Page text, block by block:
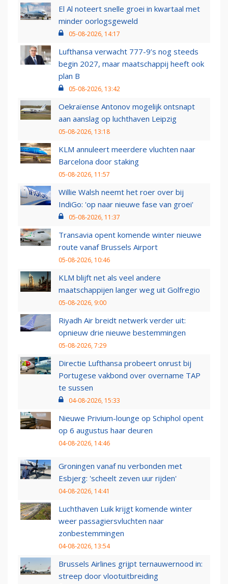
El Al noteert snelle groei in kwartaal met
minder oorlogsgeweld
05-08-2026, 14:17
Lufthansa verwacht 777-9’s nog steeds
begin 2027, maar maatschappij heeft ook
plan B
05-08-2026, 13:42
Oekraïense Antonov mogelijk ontsnapt
aan aanslag op luchthaven Leipzig
05-08-2026, 13:18
KLM annuleert meerdere vluchten naar
Barcelona door staking
05-08-2026, 11:57
Willie Walsh neemt het roer over bij
IndiGo: 'op naar nieuwe fase van groei'
05-08-2026, 11:37
Transavia opent komende winter nieuwe
route vanaf Brussels Airport
05-08-2026, 10:46
KLM blijft net als veel andere
maatschappijen langer weg uit Golfregio
05-08-2026, 9:00
Riyadh Air breidt netwerk verder uit:
opnieuw drie nieuwe bestemmingen
05-08-2026, 7:29
Directie Lufthansa probeert onrust bij
Portugese vakbond over overname TAP
te sussen
04-08-2026, 15:33
Nieuwe Privium-lounge op Schiphol opent
op 6 augustus haar deuren
04-08-2026, 14:46
Groningen vanaf nu verbonden met
Esbjerg: 'scheelt zeven uur rijden'
04-08-2026, 14:41
Luchthaven Luik krijgt komende winter
weer passagiersvluchten naar
zonbestemmingen
04-08-2026, 13:54
Brussels Airlines grijpt ternauwernood in:
streep door vlootuitbreiding